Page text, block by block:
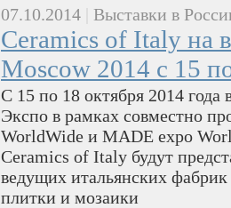
07.10.2014 Выставки в
Ceramics of Italy на
Moscow 2014 с 15
С 15 по 18 октября 2014 года
Экспо в рамках совместно
WorldWide и MADE expo
Ceramics of Italy будут
ведущих итальянских
плитки и мозаики